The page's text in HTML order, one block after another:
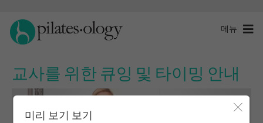
메뉴
교사를 위한 큐잉 및 타이밍 안내
미리 보기 보기